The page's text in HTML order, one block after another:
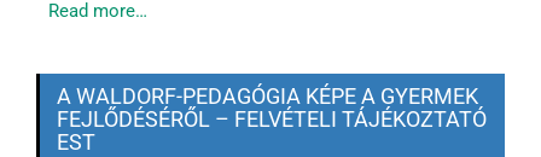
Read more…
A WALDORF-PEDAGÓGIA KÉPE A GYERMEK
FEJLŐDÉSÉRŐL – FELVÉTELI TÁJÉKOZTATÓ
EST